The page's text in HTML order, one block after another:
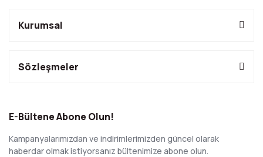
Kurumsal
Sözleşmeler
E-Bültene Abone Olun!
Kampanyalarımızdan ve indirimlerimizden güncel olarak
haberdar olmak istiyorsanız bültenimize abone olun.